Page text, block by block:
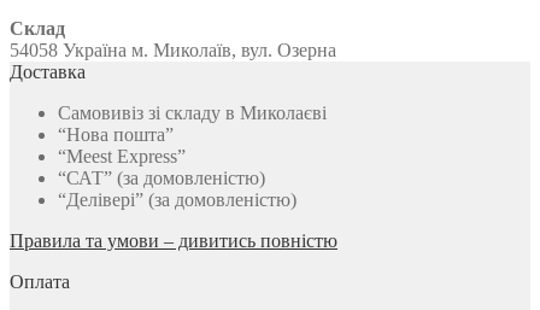
Склад
54058 Україна м. Миколаїв, вул. Озерна
Доставка
Самовивіз зі складу в Миколаєві
“Нова пошта”
“Meest Express”
“САТ” (за домовленістю)
“Делівері” (за домовленістю)
Правила та умови – дивитись повністю
Оплата